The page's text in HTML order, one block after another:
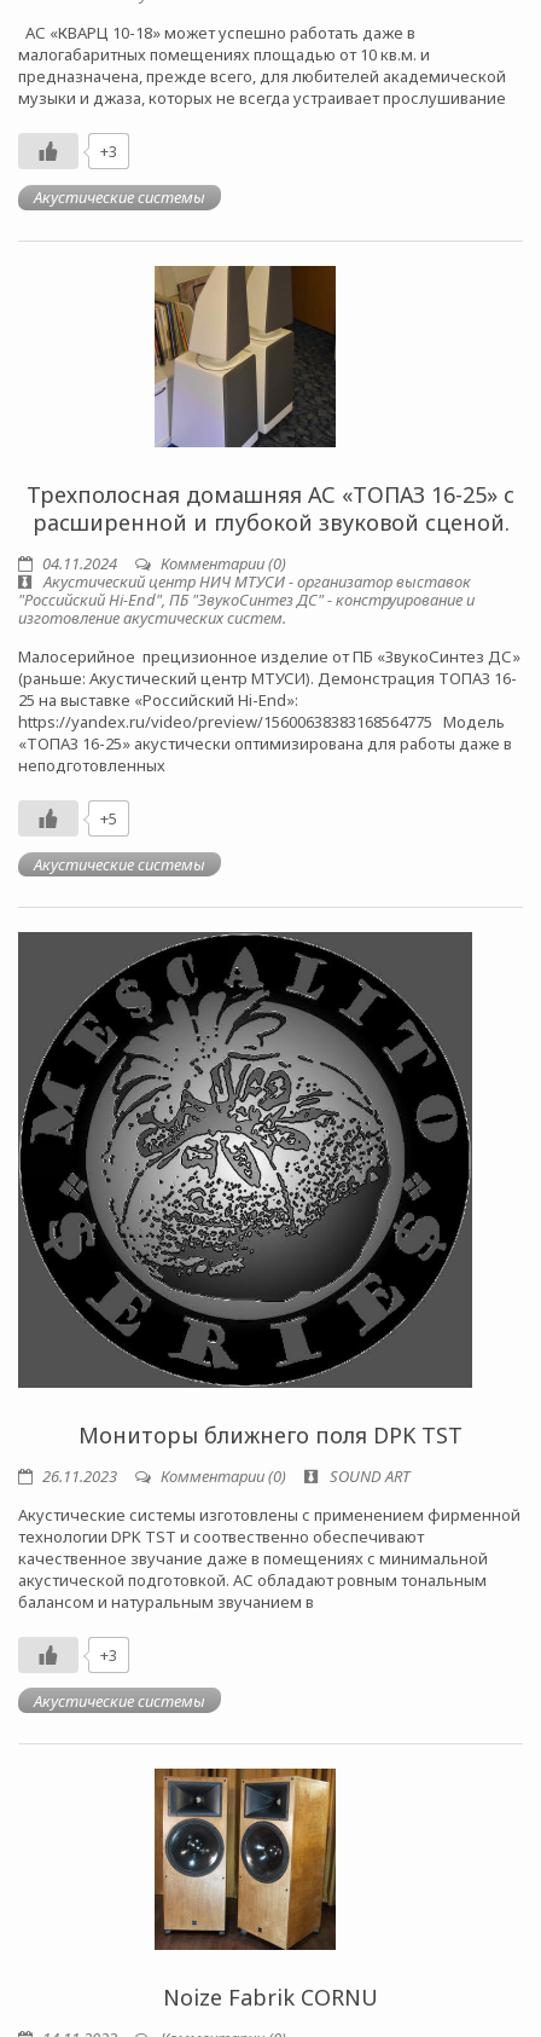
АС «КВАРЦ 10-18» может успешно работать даже в
малогабаритных помещениях площадью от 10 кв.м. и
предназначена, прежде всего, для любителей академической
музыки и джаза, которых не всегда устраивает прослушивание
+3
Акустические системы
Трехполосная домашняя АС «ТОПАЗ 16-25» с
расширенной и глубокой звуковой сценой.
04.11.2024
Комментарии (0)
Акустический центр НИЧ МТУСИ - организатор выставок
"Российский Hi-End", ПБ "ЗвукоСинтез ДС" - конструирование и
изготовление акустических систем.
Малосерийное прецизионное изделие от ПБ «ЗвукоСинтез ДС»
(раньше: Акустический центр МТУСИ). Демонстрация ТОПАЗ 16-
25 на выставке «Российский Hi-End»:
https://yandex.ru/video/preview/15600638383168564775 Модель
«ТОПАЗ 16-25» акустически оптимизирована для работы даже в
неподготовленных
+5
Акустические системы
Мониторы ближнего поля DPK TST
26.11.2023 Комментарии (0)
SOUND ART
Акустические системы изготовлены с применением фирменной
технологии DPK TST и соотвественно обеспечивают
качественное звучание даже в помещениях с минимальной
акустической подготовкой. АС обладают ровным тональным
балансом и натуральным звучанием в
+3
Акустические системы
Noize Fabrik CORNU